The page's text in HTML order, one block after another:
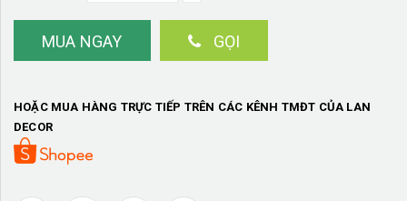
MUA NGAY GỌI
HOẶC MUA HÀNG TRỰC TIẾP TRÊN CÁC KÊNH TMĐT CỦA LAN
DECOR